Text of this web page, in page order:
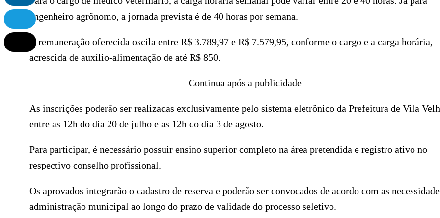
engenheiro agrônomo, a jornada prevista é de 40 horas por semana.
A remuneração oferecida oscila entre R$ 3.789,97 e R$ 7.579,95, conforme o cargo e a carga horária,
acrescida de auxílio-alimentação de até R$ 850.
Continua após a publicidade
As inscrições poderão ser realizadas exclusivamente pelo sistema eletrônico da Prefeitura de Vila
entre as 12h do dia 20 de julho e as 12h do dia 3 de agosto.
Para participar, é necessário possuir ensino superior completo na área pretendida e registro ativo no
respectivo conselho profissional.
Os aprovados integrarão o cadastro de reserva e poderão ser convocados de acordo com as
administração municipal ao longo do prazo de validade do processo seletivo.